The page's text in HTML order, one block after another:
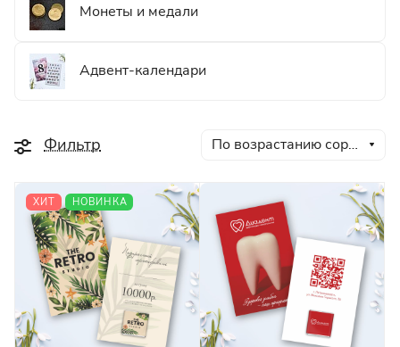
Монеты и медали
Адвент-календари
Фильтр По возрастанию сортировки
ХИТ НОВИНКА